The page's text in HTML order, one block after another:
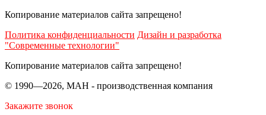
Копирование материалов сайта запрещено!
Политика конфиденциальности Дизайн и разработка
"Современные технологии"
Копирование материалов сайта запрещено!
© 1990—2026, МАН - производственная компания
Закажите звонок